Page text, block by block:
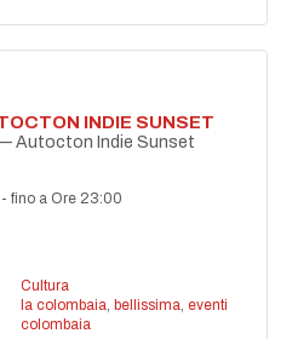
INDIE SUNSET
Autocton Indie Sunset
-fino a Ore 23:00
Cultura
la colombaia, bellissima, eventi
colombaia